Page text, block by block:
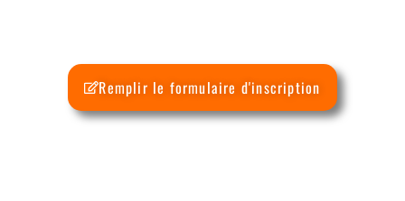
Remplir le formulaire d'inscription